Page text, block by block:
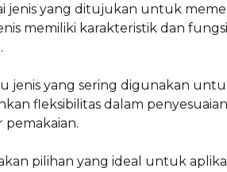
jenis yang ditujukan untuk
memiliki karakteristik dan
jenis yang sering digunakan
fleksibilitas dalam
pilihan yang ideal untuk